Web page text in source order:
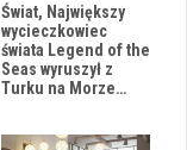
Świat, Największy
wycieczkowiec
świata Legend of the
Seas wyruszył z
Turku na Morze…